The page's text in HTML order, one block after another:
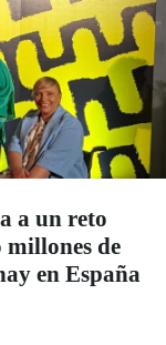
a un reto
de
en España